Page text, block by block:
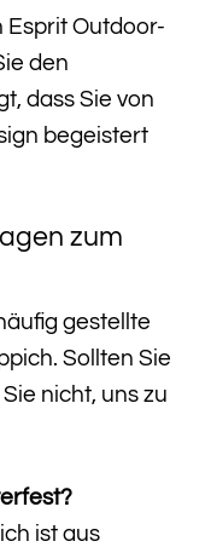
Esprit Outdoor-
den
dass Sie von
begeistert
zum
gestellte
Sollten Sie
nicht, uns zu
ist aus